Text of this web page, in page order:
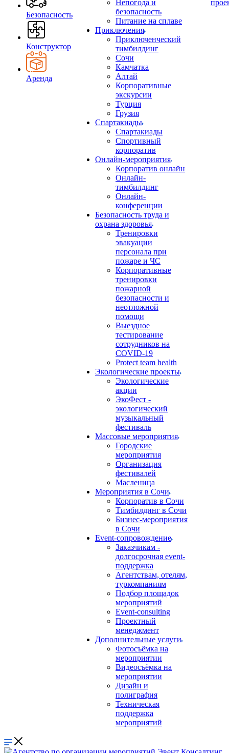
Безопасность
Конструктор
Аренда
Непогода и
безопасность
Питание на сплаве
Приключения
Приключенческий
тимбилдинг
Сочи
Камчатка
Алтай
Корпоративные
экскурсии
Турция
Грузия
Спартакиады
Спартакиады
Спортивный
корпоратив
Онлайн-мероприятия
Корпоратив онлайн
Онлайн-
тимбилдинг
Онлайн-
конференции
Безопасность труда и
охрана здоровья
Тренировки
эвакуации
персонала при
пожаре и ЧС
Корпоративные
тренировки
пожарной
безопасности и
неотложной
помощи
Выездное
тестирование
сотрудников на
COVID-19
Protect team health
Экологические проекты
Экологические
акции
ЭкоФест -
экологический
музыкальный
фестиваль
Массовые мероприятия
Городские
мероприятия
Организация
фестивалей
Масленица
Мероприятия в Сочи
Корпоратив в Сочи
Тимбилдинг в Сочи
Бизнес-мероприятия
в Сочи
Event-сопровождение
Заказчикам -
долгосрочная event-
поддержка
Агентствам, отелям,
туркомпаниям
Подбор площадок
мероприятий
Event-consulting
Проектный
менеджмент
Дополнительные услуги
Фотосъёмка на
мероприятии
Видеосъёмка на
мероприятии
Дизайн и
полиграфия
Техническая
поддержка
мероприятий